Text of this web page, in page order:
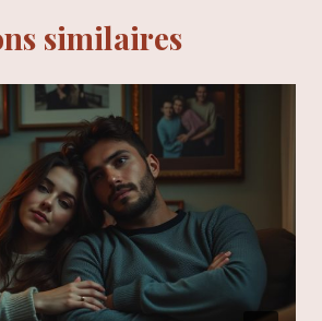
similaires